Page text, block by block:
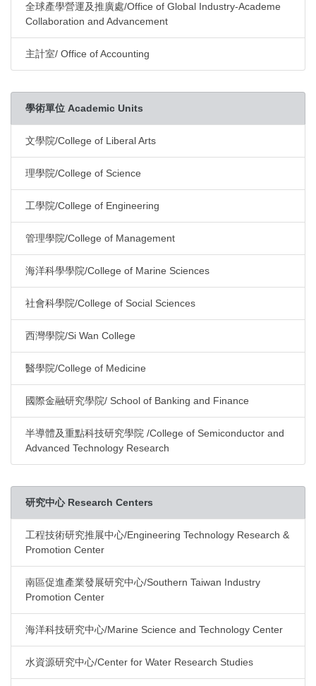
全球產學營運及推廣處/Office of Global Industry-Academe
Collaboration and Advancement
主計室/ Office of Accounting
學術單位 Academic Units
文學院/College of Liberal Arts
理學院/College of Science
工學院/College of Engineering
管理學院/College of Management
海洋科學學院/College of Marine Sciences
社會科學院/College of Social Sciences
西灣學院/Si Wan College
醫學院/College of Medicine
國際金融研究學院/ School of Banking and Finance
半導體及重點科技研究學院 /College of Semiconductor and
Advanced Technology Research
研究中心 Research Centers
工程技術研究推展中心/Engineering Technology Research &
Promotion Center
南區促進產業發展研究中心/Southern Taiwan Industry
Promotion Center
海洋科技研究中心/Marine Science and Technology Center
水資源研究中心/Center for Water Research Studies